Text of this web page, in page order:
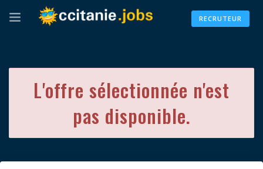
RECRUTEUR
L'offre sélectionnée n'est
pas disponible.